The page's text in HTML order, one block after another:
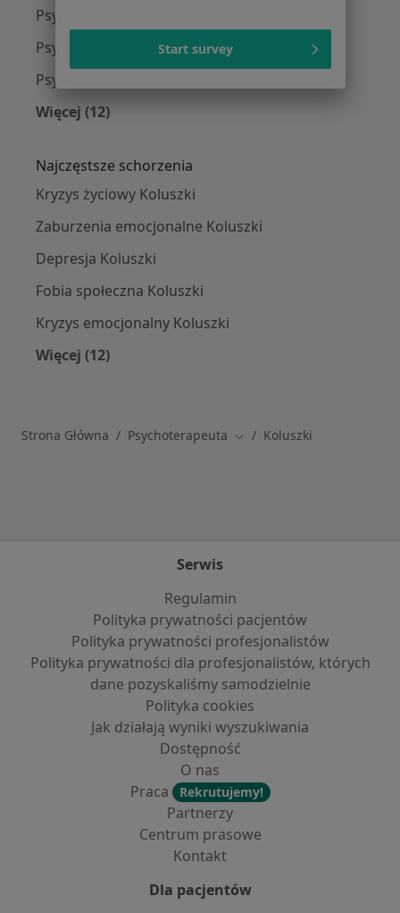
Psychoterapeuci w Zgierzu
Psychoterapeuci w Skierniewicach
Psychoterapeuci w Pabianicach
Więcej (12)
Najczęstsze schorzenia
Kryzys życiowy Koluszki
Zaburzenia emocjonalne Koluszki
Depresja Koluszki
Fobia społeczna Koluszki
Kryzys emocjonalny Koluszki
Więcej (12)
Strona Główna Psychoterapeuta Zmień miasto
Koluszki
Serwis
Regulamin
Polityka prywatności pacjentów
Polityka prywatności profesjonalistów
Polityka prywatności dla profesjonalistów, których
dane pozyskaliśmy samodzielnie
Polityka cookies
Jak działają wyniki wyszukiwania
Dostępność
O nas
Praca
Rekrutujemy!
Partnerzy
Centrum prasowe
Kontakt
Dla pacjentów
Start survey